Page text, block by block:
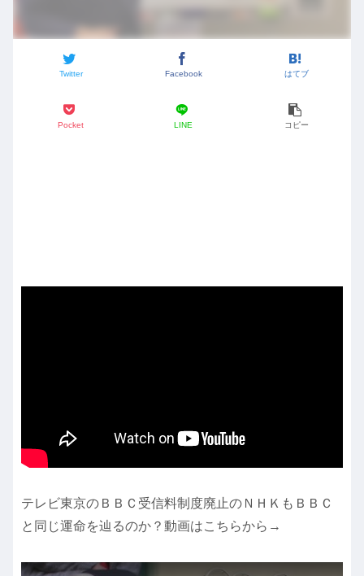
Twitter Facebook はてブ
Pocket LINE コピー
テレビ東京のＢＢＣ受信料制度廃止のＮＨＫもＢＢＣ
と同じ運命を辿るのか？動画はこちらから→